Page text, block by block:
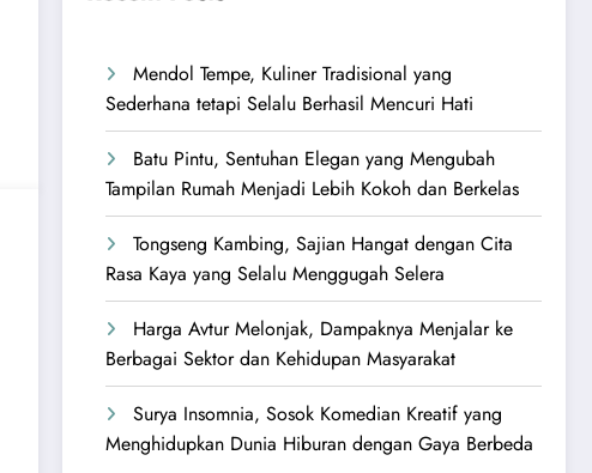
Mendol Tempe, Kuliner Tradisional yang
Sederhana tetapi Selalu Berhasil Mencuri Hati
Batu Pintu, Sentuhan Elegan yang Mengubah
Tampilan Rumah Menjadi Lebih Kokoh dan Berkelas
Tongseng Kambing, Sajian Hangat dengan Cita
Rasa Kaya yang Selalu Menggugah Selera
Harga Avtur Melonjak, Dampaknya Menjalar ke
Berbagai Sektor dan Kehidupan Masyarakat
Surya Insomnia, Sosok Komedian Kreatif yang
Menghidupkan Dunia Hiburan dengan Gaya Berbeda